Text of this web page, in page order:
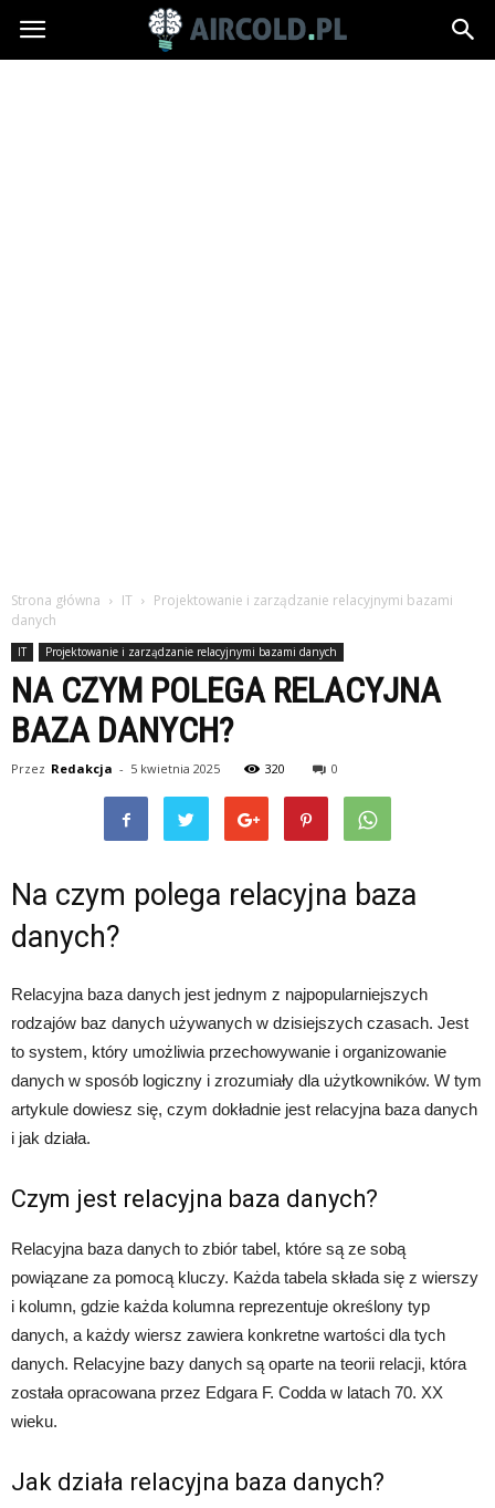
Aircold.pl
Strona główna IT
Projektowanie i zarządzanie relacyjnymi bazami
danych
IT Projektowanie i zarządzanie relacyjnymi bazami danych
NA CZYM POLEGA RELACYJNA
BAZA DANYCH?
Przez Redakcja - 5 kwietnia 2025 320 0
Na czym polega relacyjna baza
danych?
Relacyjna baza danych jest jednym z najpopularniejszych
rodzajów baz danych używanych w dzisiejszych czasach. Jest
to system, który umożliwia przechowywanie i organizowanie
danych w sposób logiczny i zrozumiały dla użytkowników. W tym
artykule dowiesz się, czym dokładnie jest relacyjna baza danych
i jak działa.
Czym jest relacyjna baza danych?
Relacyjna baza danych to zbiór tabel, które są ze sobą
powiązane za pomocą kluczy. Każda tabela składa się z wierszy
i kolumn, gdzie każda kolumna reprezentuje określony typ
danych, a każdy wiersz zawiera konkretne wartości dla tych
danych. Relacyjne bazy danych są oparte na teorii relacji, która
została opracowana przez Edgara F. Codda w latach 70. XX
wieku.
Jak działa relacyjna baza danych?